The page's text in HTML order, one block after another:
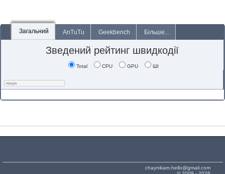
Загальний AnTuTu Geekbench Більше...
Зведений рейтинг швидкодії
Total CPU GPU ШІ
chaynikam.hello@gmail.com